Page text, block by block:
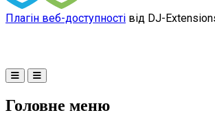
Плагін веб-доступності від DJ-
Головне меню